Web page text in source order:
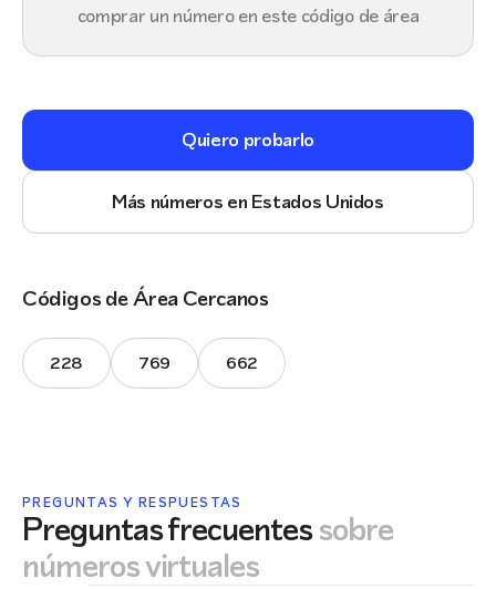
comprar un número en este código de área
Quiero probarlo
Más números en Estados Unidos
Códigos de Área Cercanos
228 769 662
PREGUNTAS Y RESPUESTAS
Preguntas frecuentessobre
números virtuales